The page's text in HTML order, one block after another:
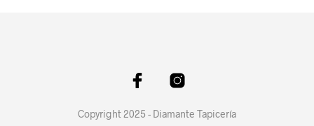
Copyright 2025 - Diamante Tapicería